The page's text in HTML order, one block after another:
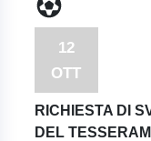
12
OTT
RICHIESTA DI
DEL